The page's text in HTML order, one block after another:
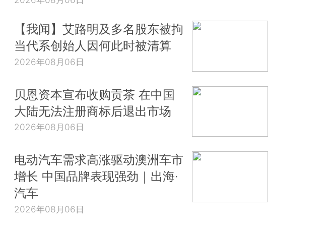
【我闻】艾路明及多名股东被拘
当代系创始人因何此时被清算
2026年08月06日
贝恩资本宣布收购贡茶 在中国
大陆无法注册商标后退出市场
2026年08月06日
电动汽车需求高涨驱动澳洲车市
增长 中国品牌表现强劲｜出海·
汽车
2026年08月06日